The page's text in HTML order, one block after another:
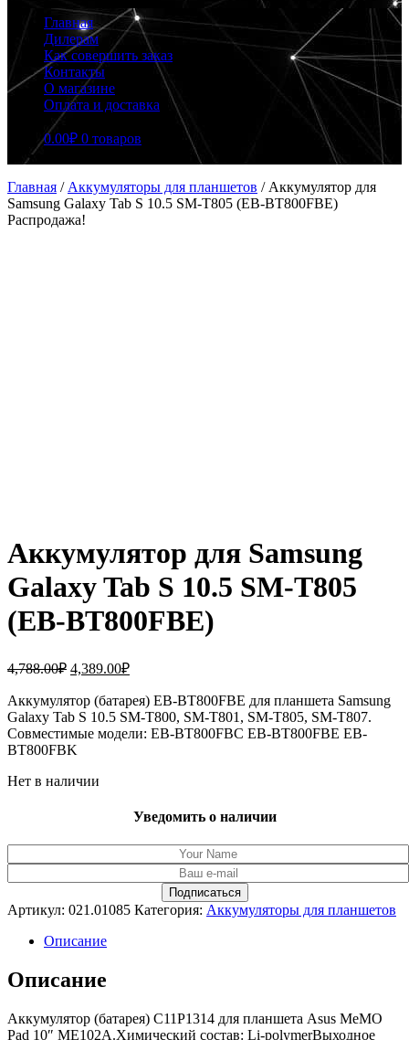
Главная
Дилерам
Как совершить заказ
Контакты
О магазине
Оплата и доставка
0.00₽ 0 товаров
Главная / Аккумуляторы для планшетов / Аккумулятор для
Samsung Galaxy Tab S 10.5 SM-T805 (EB-BT800FBE)
Распродажа!
Аккумулятор для Samsung
Galaxy Tab S 10.5 SM-T805
(EB-BT800FBE)
4,788.00₽ Первоначальная
составляла
4,788.00₽.
4,389.00₽Текущая
4,389.00₽.
Аккумулятор (батарея) EB-BT800FBE для планшета Samsung
Galaxy Tab S 10.5 SM-T800, SM-T801, SM-T805, SM-T807.
Совместимые модели: EB-BT800FBC EB-BT800FBE EB-
BT800FBK
Нет в наличии
Уведомить о наличии
Артикул: 021.01085 Категория: Аккумуляторы для планшетов
Описание
Описание
Аккумулятор (батарея) C11P1314 для планшета Asus MeMO
Pad 10″ ME102A.Химический состав: Li-polymerВыходное